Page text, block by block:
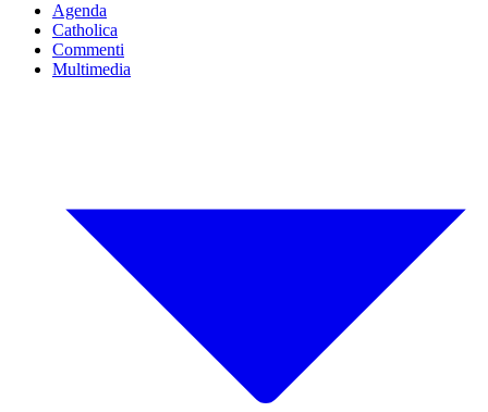
Agenda
Catholica
Commenti
Multimedia